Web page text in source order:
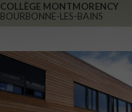
COLLÈGE MONTMORENCY
BOURBONNE-LES-BAINS